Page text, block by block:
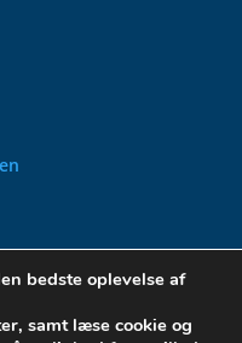
CLASSIC
DIN
I
bedste oplevelse af
samt læse cookie og